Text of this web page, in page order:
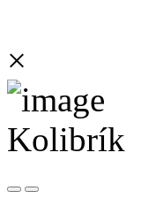
×
Kolibrík